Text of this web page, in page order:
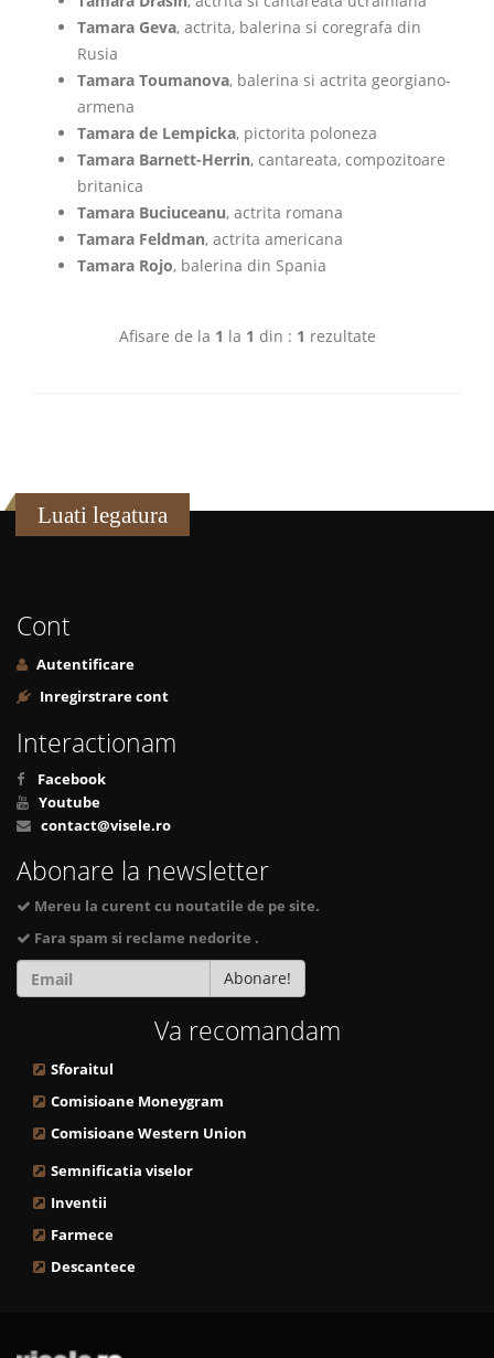
Tamara Geva, actrita, balerina si coregrafa din
Rusia
Tamara Toumanova, balerina si actrita georgiano-
armena
Tamara de Lempicka, pictorita poloneza
Tamara Barnett-Herrin, cantareata, compozitoare
britanica
Tamara Buciuceanu, actrita romana
Tamara Feldman, actrita americana
Tamara Rojo, balerina din Spania
Afisare de la 1 la 1 din : 1 rezultate
Luati legatura
Cont
Autentificare
Inregirstrare cont
Interactionam
Facebook
Youtube
contact@visele.ro
Abonare la newsletter
Mereu la curent cu noutatile de pe site.
Fara spam si reclame nedorite .
Abonare!
Va recomandam
Sforaitul
Comisioane Moneygram
Comisioane Western Union
Semnificatia viselor
Inventii
Farmece
Descantece